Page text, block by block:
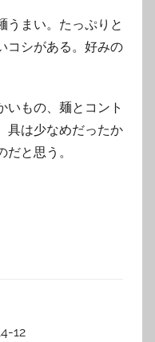
うまい。たっぷりと
コシがある。好みの
いもの、麺とコント
具は少なめだったか
と思う。
12